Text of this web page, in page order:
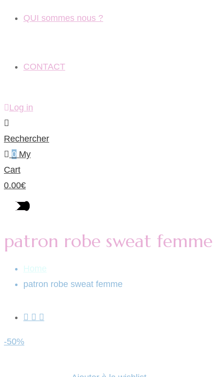
QUI sommes nous ?
CONTACT
Log in
Rechercher
0 My
Cart
0.00€
patron robe sweat femme
Home
patron robe sweat femme
-50%